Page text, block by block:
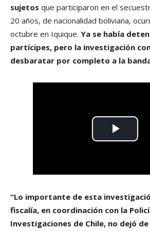
sujetos que participaron en el
20 años, de nacionalidad boliviana,
octubre en Iquique. Ya se había
partícipes, pero la investigación
desbaratar por completo a la
“Lo importante de esta
fiscalía, en coordinación con la
Investigaciones de Chile, no dejó